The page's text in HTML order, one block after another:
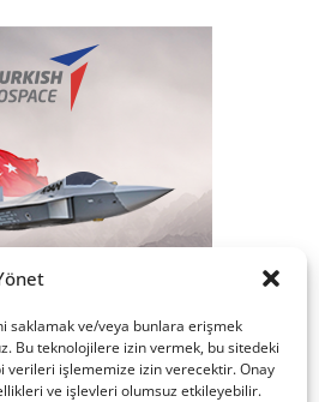
saklamak ve/veya bunlara erişmek
Bu teknolojilere izin vermek, bu sitedeki
verileri işlememize izin verecektir. Onay
ve işlevleri olumsuz etkileyebilir.